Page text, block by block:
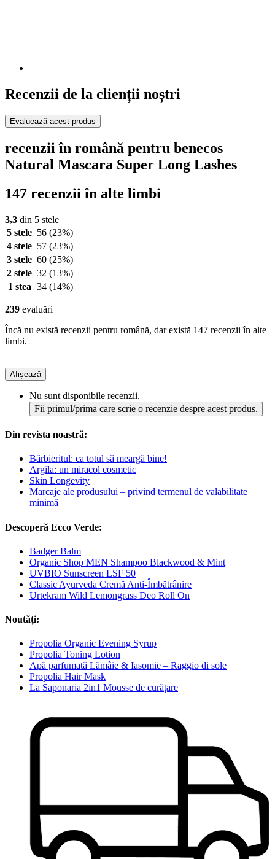
Recenzii de la clienții noștri
Evaluează acest produs
recenzii în română pentru benecos
Natural Mascara Super Long Lashes
147 recenzii în alte limbi
3,3 din 5 stele
5 stele 56 (23%)
4 stele 57 (23%)
3 stele 60 (25%)
2 stele 32 (13%)
1 stea 34 (14%)
239 evaluări
Încă nu există recenzii pentru română, dar există 147 recenzii în alte
limbi.
Afișează
Nu sunt disponibile recenzii.
Fii primul/prima care scrie o recenzie despre acest produs.
Din revista noastră:
Bărbieritul: ca totul să meargă bine!
Argila: un miracol cosmetic
Skin Longevity
Marcaje ale produsului – privind termenul de valabilitate
minimă
Descoperă Ecco Verde:
Badger Balm
Organic Shop MEN Shampoo Blackwood & Mint
UVBIO Sunscreen LSF 50
Classic Ayurveda Cremă Anti-Îmbătrânire
Urtekram Wild Lemongrass Deo Roll On
Noutăți:
Propolia Organic Evening Syrup
Propolia Toning Lotion
Apă parfumată Lămâie & Iasomie – Raggio di sole
Propolia Hair Mask
La Saponaria 2in1 Mousse de curățare